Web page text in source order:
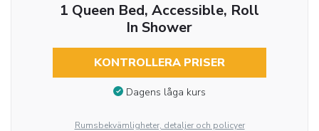
1 Queen Bed, Accessible, Roll
In Shower
KONTROLLERA PRISER
Dagens låga kurs
Rumsbekvämligheter, detaljer och policyer